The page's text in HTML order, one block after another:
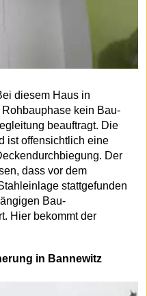
diesem Haus in
kein Bau-
beauftragt. Die
ist offensichtlich eine
Der
dass vor dem
stattgefunden
Bau-
Hier bekommt der
in Bannewitz